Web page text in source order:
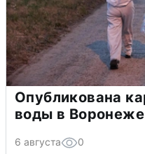
Опубликована
воды в Воронеже
6 августа 0